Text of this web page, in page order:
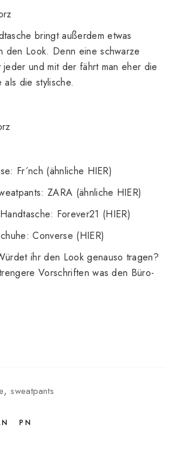
bringt außerdem etwas
den Look. Denn eine schwarze
jeder und mit der fährt man eher die
als die stylische.
Fr´nch (ähnliche HIER)
ZARA (ähnliche HIER)
Forever21 (HIER)
Converse (HIER)
ihr den Look genauso tragen?
Vorschriften was den Büro-
sweatpants
PN